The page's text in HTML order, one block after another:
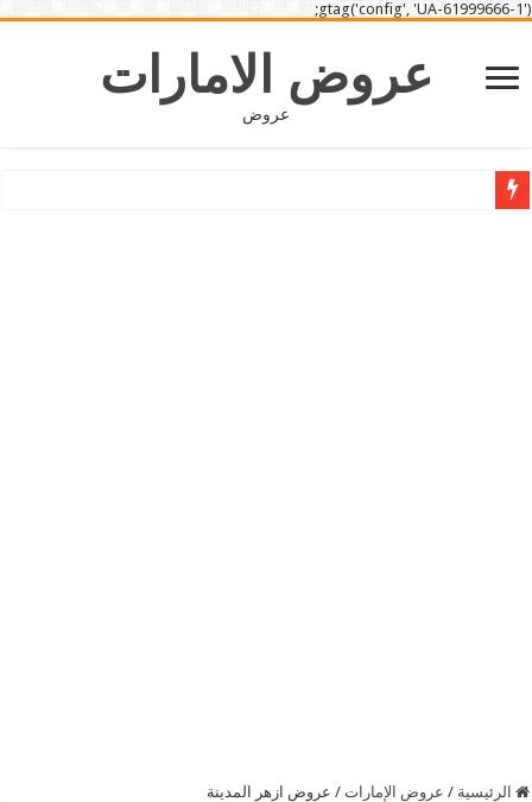
gtag('config', 'UA-61999666-1');
عروض الامارات
عروض
الرئيسية / عروض الإمارات / عروض ازهر المدينة